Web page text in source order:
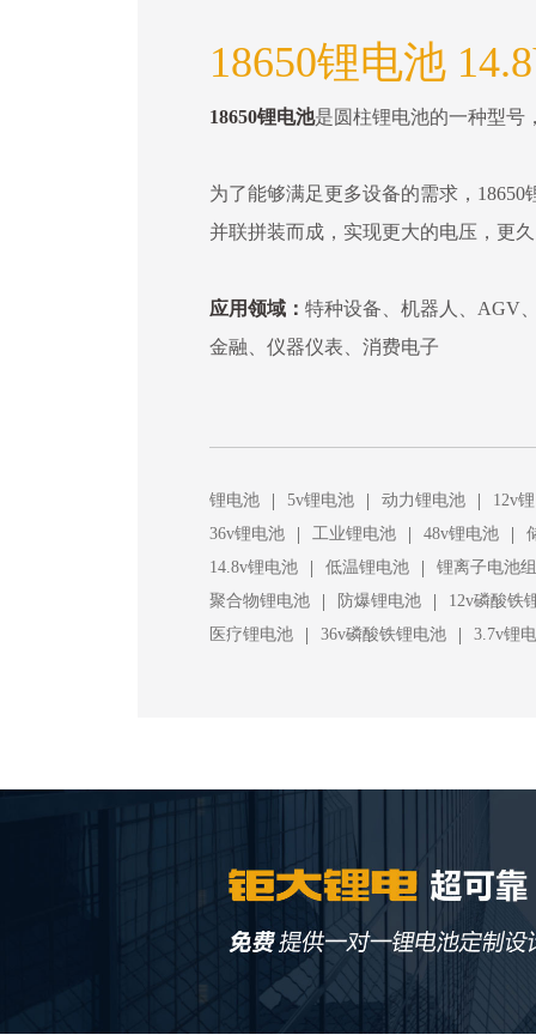
18650锂电池
18650锂电池是圆柱锂电池的一种型号
为了能够满足更多设备的需求，
并联拼装而成，实现更大的电压，更
应用领域： 特种设备、机器人、AGV
金融、仪器仪表、消费电子
锂电池 | 5v锂电池 | 动力锂电池 |
12v
36v锂电池
| 工业锂电池 | 48v锂电池 |
14.8v锂电池
| 低温锂电池 |
锂离子电池组
聚合物锂电池
| 防爆锂电池 |
12v磷酸铁
医疗锂电池
| 36v磷酸铁锂电池 | 3.7v锂